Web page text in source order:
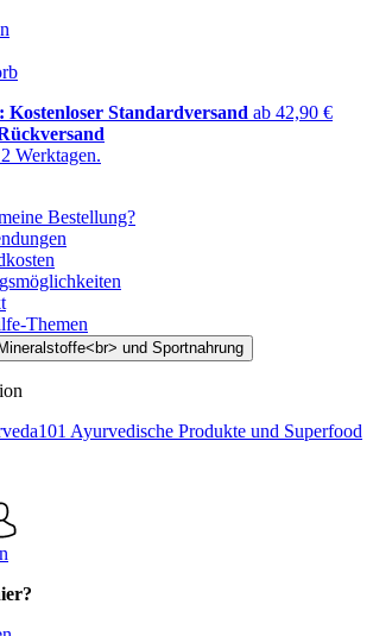
Kostenloser Standardversand ab 42,90 €
Werktagen.
Bestellung?
Themen
Ayurvedische Produkte und Superfood